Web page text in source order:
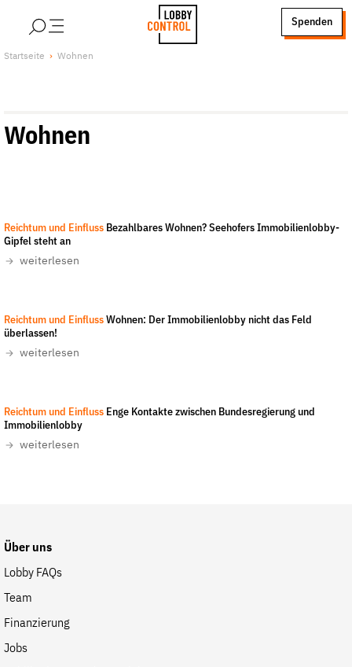
Spenden
Über uns
Finanzierung
Unsere Schwerpunkte
Lobbykontrolle und Regeln
Spenden & Fördern
Fördermitglied werden
Geschenkspende
Bußgelder und Geldauflagen
Startseite Wohnen
Wohnen
Reichtum und Einfluss Bezahlbares Wohnen? Seehofers Immobilienlobby-
Gipfel steht an
weiterlesen
Reichtum und Einfluss Wohnen: Der Immobilienlobby nicht das Feld
überlassen!
weiterlesen
Reichtum und Einfluss Enge Kontakte zwischen Bundesregierung und
Immobilienlobby
weiterlesen
Über uns
Lobby FAQs
Team
Finanzierung
Jobs